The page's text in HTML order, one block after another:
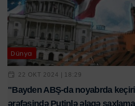
Dünya
22 OKT 2024 | 18:29
"Bayden ABŞ-da noyabrda
ərəfəsində Putinlə əlaqə